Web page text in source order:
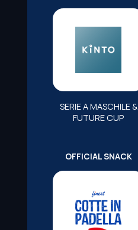
SERIE A MASCHILE &
FUTURE CUP
OFFICIAL SNACK